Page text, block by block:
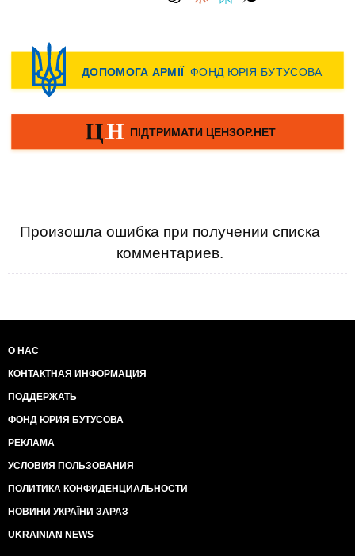
Произошла ошибка при получении списка
комментариев.
О НАС
КОНТАКТНАЯ ИНФОРМАЦИЯ
ПОДДЕРЖАТЬ
ФОНД ЮРИЯ БУТУСОВА
РЕКЛАМА
УСЛОВИЯ ПОЛЬЗОВАНИЯ
ПОЛИТИКА КОНФИДЕНЦИАЛЬНОСТИ
НОВИНИ УКРАЇНИ ЗАРАЗ
UKRAINIAN NEWS